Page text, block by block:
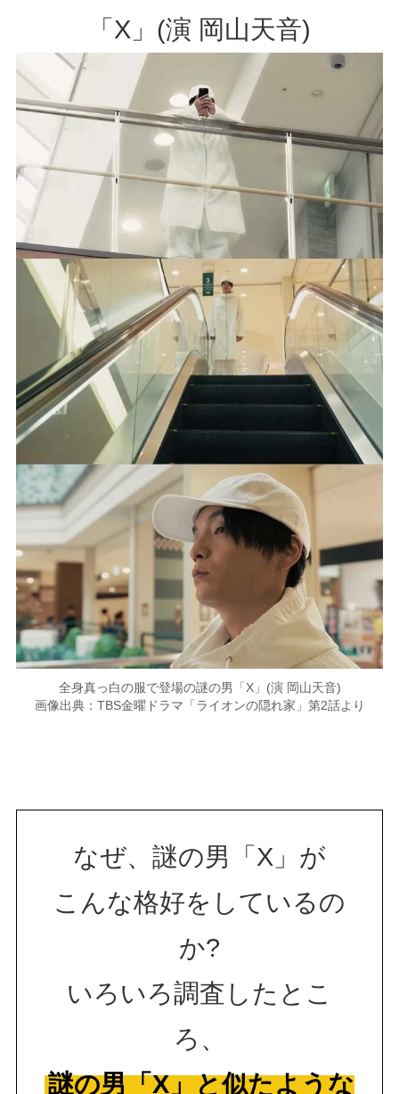
「X」(演 岡山天音)
全身真っ白の服で登場の謎の男「X」(演 岡山天音)
画像出典：TBS金曜ドラマ「ライオンの隠れ家」第2話より
なぜ、謎の男「X」が
こんな格好をしているの
か?
いろいろ調査したとこ
ろ、
謎の男「X」と似たような